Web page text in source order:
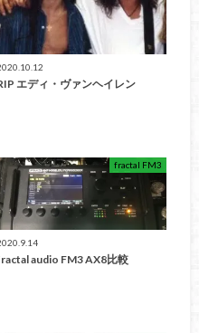
エディ・ヴァンヘイレン
fractal FM3
audio FM3 AX8比較